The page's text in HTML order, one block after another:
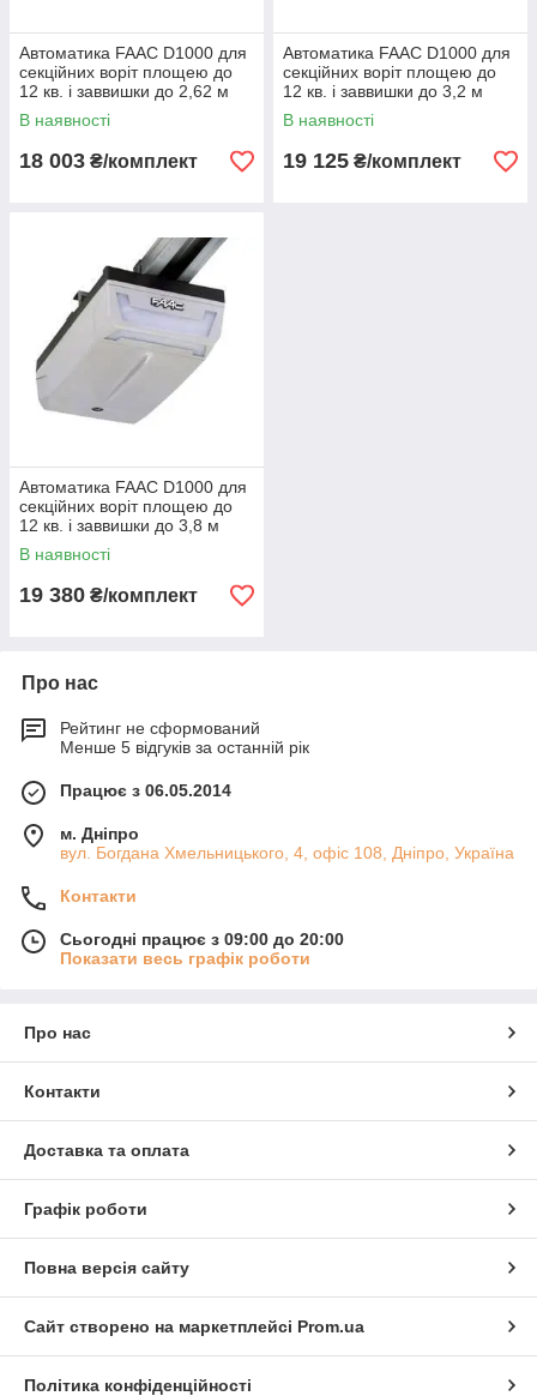
Автоматика FAAC D1000 для
секційних воріт площею до
12 кв. і заввишки до 2,62 м
В наявності
18 003 ₴/комплект
Автоматика FAAC D1000 для
секційних воріт площею до
12 кв. і заввишки до 3,2 м
В наявності
19 125 ₴/комплект
Автоматика FAAC D1000 для
секційних воріт площею до
12 кв. і заввишки до 3,8 м
В наявності
19 380 ₴/комплект
Про нас
Рейтинг не сформований
Менше 5 відгуків за останній рік
Працює з 06.05.2014
м. Дніпро
вул. Богдана Хмельницького, 4, офіс 108, Дніпро, Україна
Контакти
Сьогодні працює з 09:00 до 20:00
Показати весь графік роботи
Про нас
Контакти
Доставка та оплата
Графік роботи
Повна версія сайту
Сайт створено на маркетплейсі Prom.ua
Політика конфіденційності